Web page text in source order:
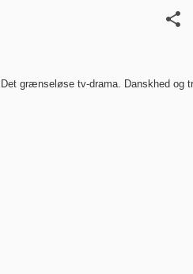
grænseløse tv-drama. Danskhed og